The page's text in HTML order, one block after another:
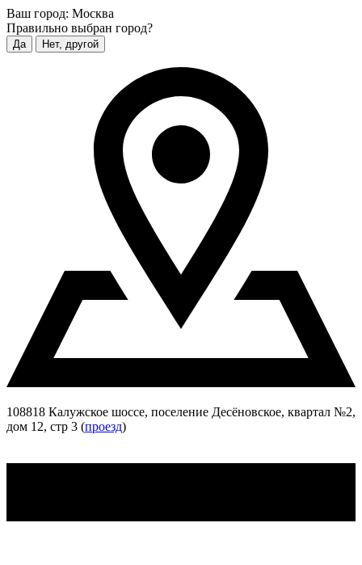
Ваш город: Москва
Правильно выбран город?
Да Нет, другой
108818 Калужское шоссе, поселение Десёновское, квартал №2,
дом 12, стр 3 (проезд)